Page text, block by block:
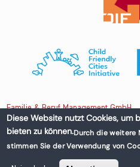
Familie & Beruf Management GmbH
Untere Donaustraße 13-15/3 1020 Wien,
+43 1 218 50 70
office@familieundberuf.at
Diese Website nutzt Cookies, um
bieten zu können.Durch die weitere
stimmen Sie der Verwendung von